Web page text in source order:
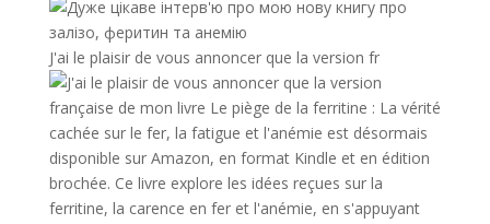
J'ai le plaisir de vous annoncer que la version fr